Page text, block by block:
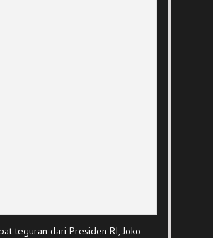
teguran dari Presiden RI, Joko